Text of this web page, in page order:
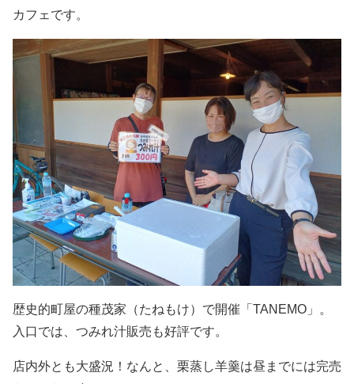
カフェです。
歴史的町屋の種茂家（たねもけ）で開催「TANEMO」。
入口では、つみれ汁販売も好評です。
店内外とも大盛況！なんと、栗蒸し羊羹は昼までには完売